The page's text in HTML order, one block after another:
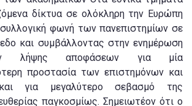
δίκτυα σε ολόκληρη την Ευρώπη
φωνή των πανεπιστημίων σε
και συμβάλλοντας στην ενημέρωση
λήψης αποφάσεων για μία
προστασία των επιστημόνων και
για μεγαλύτερο σεβασμό της
παγκοσμίως. Σημειωτέον ότι ο